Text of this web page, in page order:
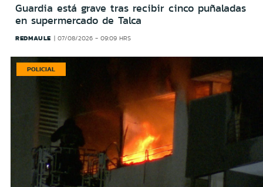
Guardia está grave tras recibir cinco puñaladas
en supermercado de Talca
REDMAULE 07/08/2026 - 09:09 HRS
POLICIAL